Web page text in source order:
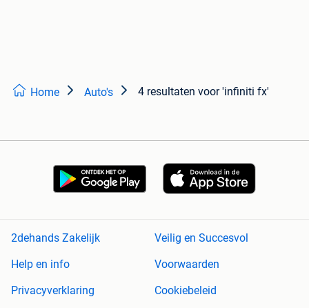
Home Auto's 4 resultaten voor 'infiniti fx'
2dehands Zakelijk
Veilig en Succesvol
Help en info
Voorwaarden
Privacyverklaring
Cookiebeleid